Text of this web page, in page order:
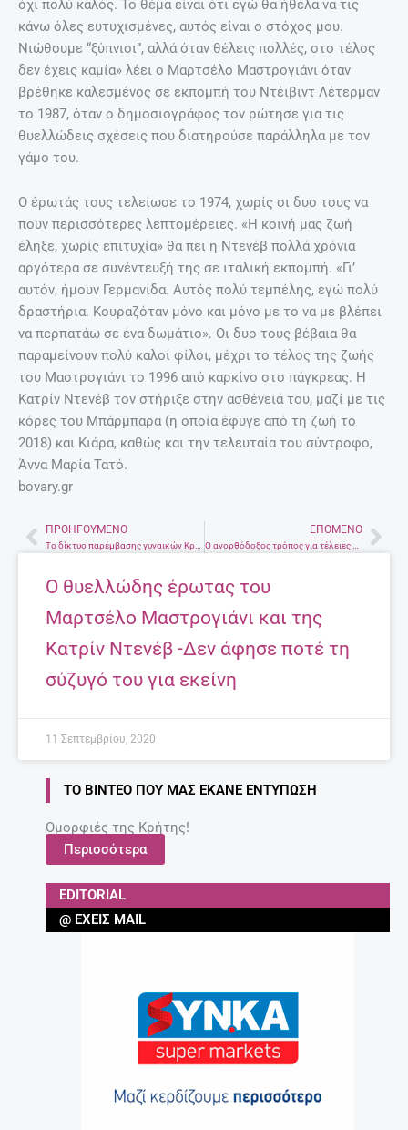
όχι πολύ καλός. Το θέμα είναι ότι εγώ θα ήθελα να τις
κάνω όλες ευτυχισμένες, αυτός είναι ο στόχος μου.
Νιώθουμε “ξύπνιοι”, αλλά όταν θέλεις πολλές, στο τέλος
δεν έχεις καμία» λέει ο Μαρτσέλο Μαστρογιάνι όταν
βρέθηκε καλεσμένος σε εκπομπή του Ντέιβιντ Λέτερμαν
το 1987, όταν ο δημοσιογράφος τον ρώτησε για τις
θυελλώδεις σχέσεις που διατηρούσε παράλληλα με τον
γάμο του.
O έρωτάς τους τελείωσε το 1974, χωρίς οι δυο τους να
πουν περισσότερες λεπτομέρειες. «Η κοινή μας ζωή
έληξε, χωρίς επιτυχία» θα πει η Ντενέβ πολλά χρόνια
αργότερα σε συνέντευξή της σε ιταλική εκπομπή. «Γι’
αυτόν, ήμουν Γερμανίδα. Αυτός πολύ τεμπέλης, εγώ πολύ
δραστήρια. Κουραζόταν μόνο και μόνο με το να με βλέπει
να περπατάω σε ένα δωμάτιο». Οι δυο τους βέβαια θα
παραμείνουν πολύ καλοί φίλοι, μέχρι το τέλος της ζωής
του Μαστρογιάνι το 1996 από καρκίνο στο πάγκρεας. Η
Κατρίν Ντενέβ τον στήριξε στην ασθένειά του, μαζί με τις
κόρες του Μπάρμπαρα (η οποία έφυγε από τη ζωή το
2018) και Κιάρα, καθώς και την τελευταία του σύντροφο,
Άννα Μαρία Τατό.
bovary.gr
PrevΠΡΟΗΓΟΎΜΕΝΟ ΕΠΌΜΕΝΟ
Ο θυελλώδης έρωτας του
Μαρτσέλο Μαστρογιάνι και της
Κατρίν Ντενέβ -Δεν άφησε ποτέ τη
σύζυγό του για εκείνη
11 Σεπτεμβρίου, 2020
ΤΟ ΒΊΝΤΕΟ ΠΟΥ ΜΑΣ ΈΚΑΝΕ ΕΝΤΎΠΩΣΗ
Ομορφιές της Κρήτης!
Περισσότερα
EDITORIAL
@ ΈΧΕΙΣ MAIL